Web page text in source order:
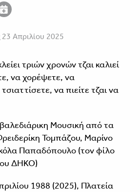
Απριλίου 2025
τριών χρονών τζαι καλιεί
να χορέψετε, να
να πιείτε τζαι να
Μουσική από τα
Τομπάζου, Μαρίνο
Παπαδόπουλο (τον φίλο
ΔΗΚΟ)
1988 (2025), Πλατεία